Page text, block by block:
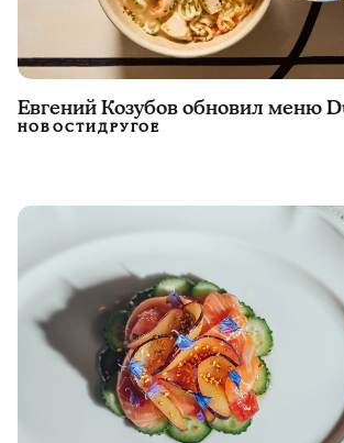
Евгений Козубов обновил меню
НОВОСТИДРУГОЕ